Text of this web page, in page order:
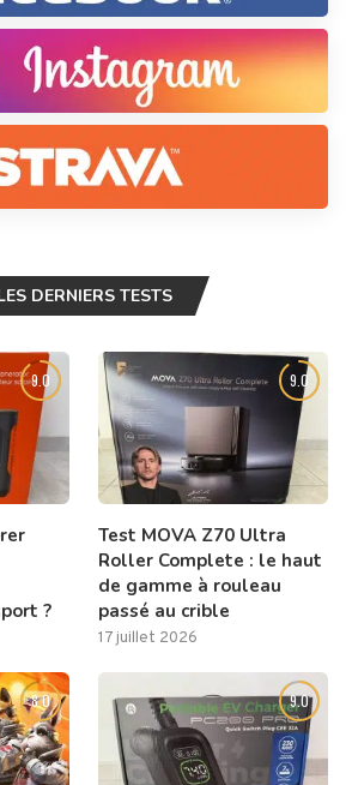
DERNIERS TESTS
9.0
?
9.0
Test MOVA Z70 Ultra
Roller Complete : le haut
de gamme à rouleau
passé au crible
17 juillet 2026
8.0 9.0